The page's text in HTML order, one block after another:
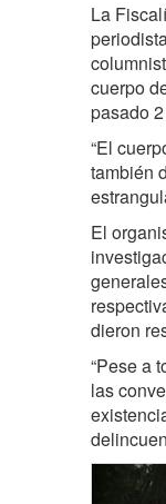
La
cuerpo
pasado
“El
también
El
dieron
“Pese a
las